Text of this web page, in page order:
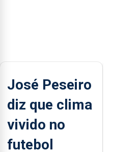
José Peseiro
diz que clima
vivido no
futebol